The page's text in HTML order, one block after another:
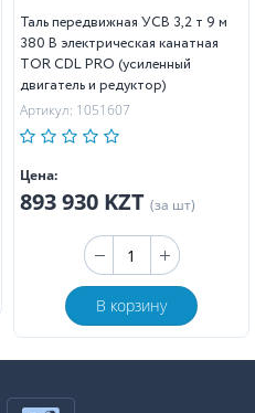
Таль передвижная УСВ 3,2 т 9 м
380 В электрическая канатная
TOR CDL PRO (усиленный
двигатель и редуктор)
Артикул: 1051607
Цена:
893 930 KZT (за шт)
В корзину